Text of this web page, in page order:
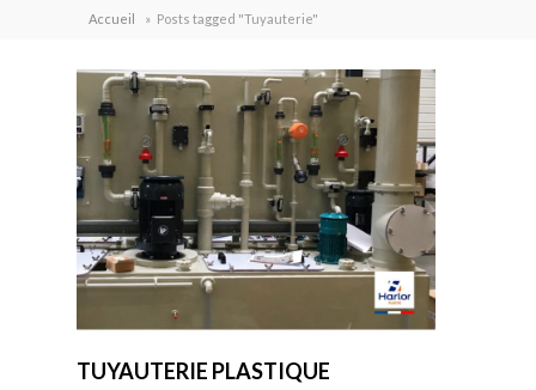
Accueil » Posts tagged "Tuyauterie"
TUYAUTERIE PLASTIQUE